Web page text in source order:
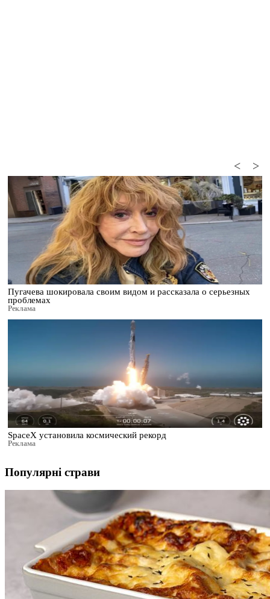
>
<
Пугачева шокировала своим видом и рассказала о серьезных
проблемах
Реклама
SpaceX установила космический рекорд
Реклама
Популярні страви